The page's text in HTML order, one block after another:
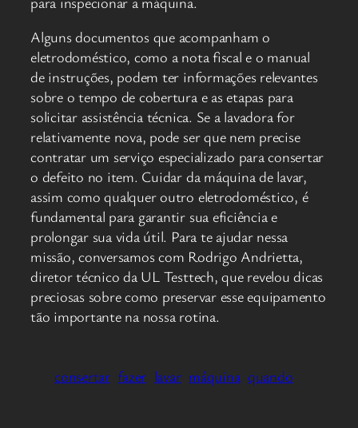
Alguns documentos que acompanham o
eletrodoméstico, como a nota fiscal e o manual
de instruções, podem ter informações relevantes
sobre o tempo de cobertura e as etapas para
solicitar assistência técnica. Se a lavadora for
relativamente nova, pode ser que nem precise
contratar um serviço especializado para consertar
o defeito no item. Cuidar da máquina de lavar,
assim como qualquer outro eletrodoméstico, é
fundamental para garantir sua eficiência e
prolongar sua vida útil. Para te ajudar nessa
missão, conversamos com Rodrigo Andrietta,
diretor técnico da UL Testtech, que revelou dicas
preciosas sobre como preservar esse equipamento
tão importante na nossa rotina.
consertar fazer lavar máquina quando